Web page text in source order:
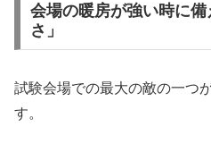
会場の暖房が強い時に
さ」
試験会場での最大の敵の一つ
す。